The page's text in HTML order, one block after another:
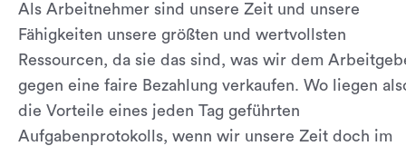
Als Arbeitnehmer sind unsere Zeit und unsere
Fähigkeiten unsere größten und wertvollsten
Ressourcen, da sie das sind, was wir dem
gegen eine faire Bezahlung verkaufen. Wo liegen
die Vorteile eines jeden Tag geführten
Aufgabenprotokolls, wenn wir unsere Zeit doch im